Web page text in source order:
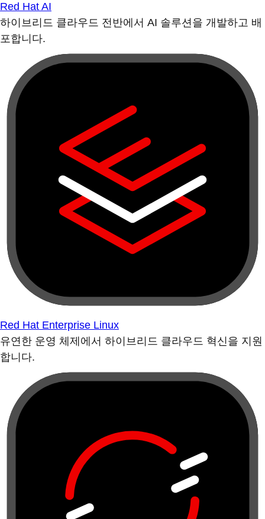
Red Hat AI
하이브리드 클라우드 전반에서 AI 솔루션을 개발하고 배
포합니다.
Red Hat Enterprise Linux
유연한 운영 체제에서 하이브리드 클라우드 혁신을 지원
합니다.